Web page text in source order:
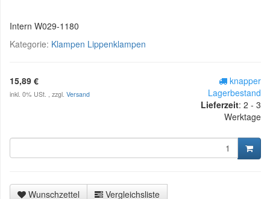
Intern W029-1180
Kategorie: Klampen Lippenklampen
15,89 €
inkl. 0% USt. , zzgl. Versand
knapper
Lagerbestand
Lieferzeit: 2 - 3
Werktage
Wunschzettel
Vergleichsliste